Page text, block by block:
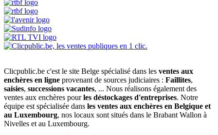
Clicpublic.be c'est le site Belge spécialisé dans les ventes aux
enchères en ligne provenant de sources judiciaires : Faillites,
saisies, successions vacantes, ... Nous réalisons également des
ventes aux enchères pourles déstockages d'entreprises. Notre
équipe est spécialisée dans les ventes aux enchères en Belgique et
au Luxembourg, nos locaux sont situés dans le Brabant Wallon à
Nivelles et au Luxembourg.